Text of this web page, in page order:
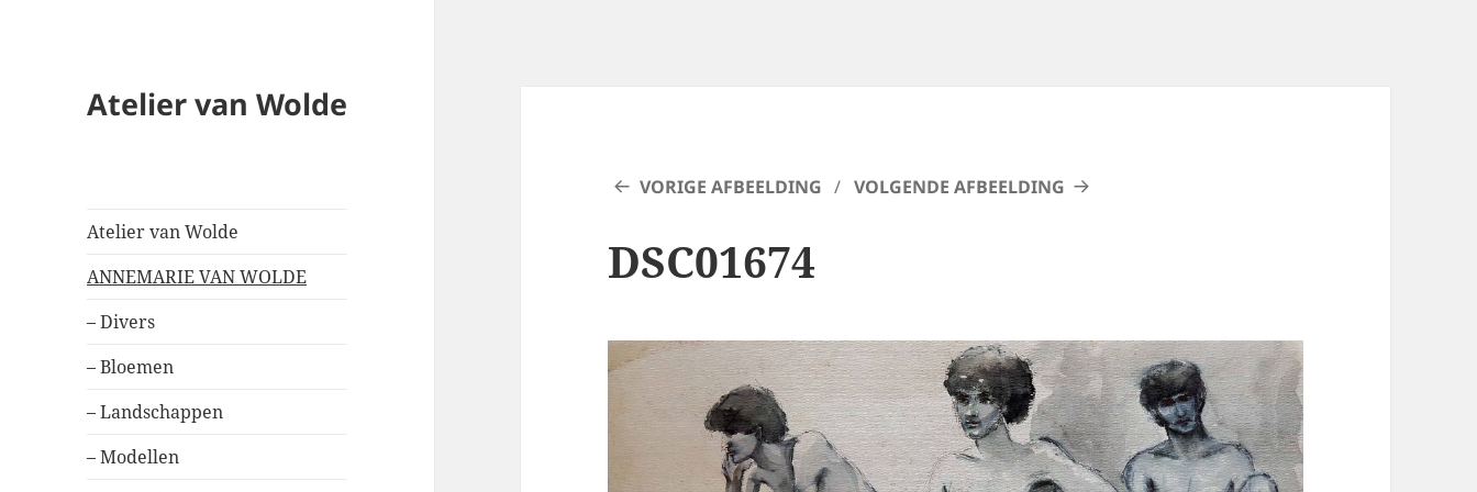
Atelier van Wolde
Atelier van Wolde
ANNEMARIE VAN WOLDE
– Divers
– Bloemen
– Landschappen
– Modellen
VORIGE AFBEELDING VOLGENDE AFBEELDING
DSC01674